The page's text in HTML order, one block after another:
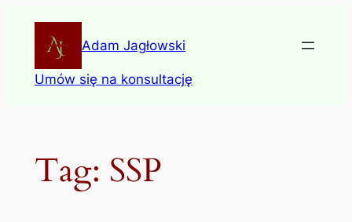
content
Adam Jagłowski
Umów się na konsultację
Tag: SSP